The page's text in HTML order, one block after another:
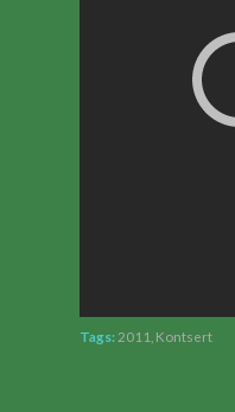
Tags: 2011 Kontsert